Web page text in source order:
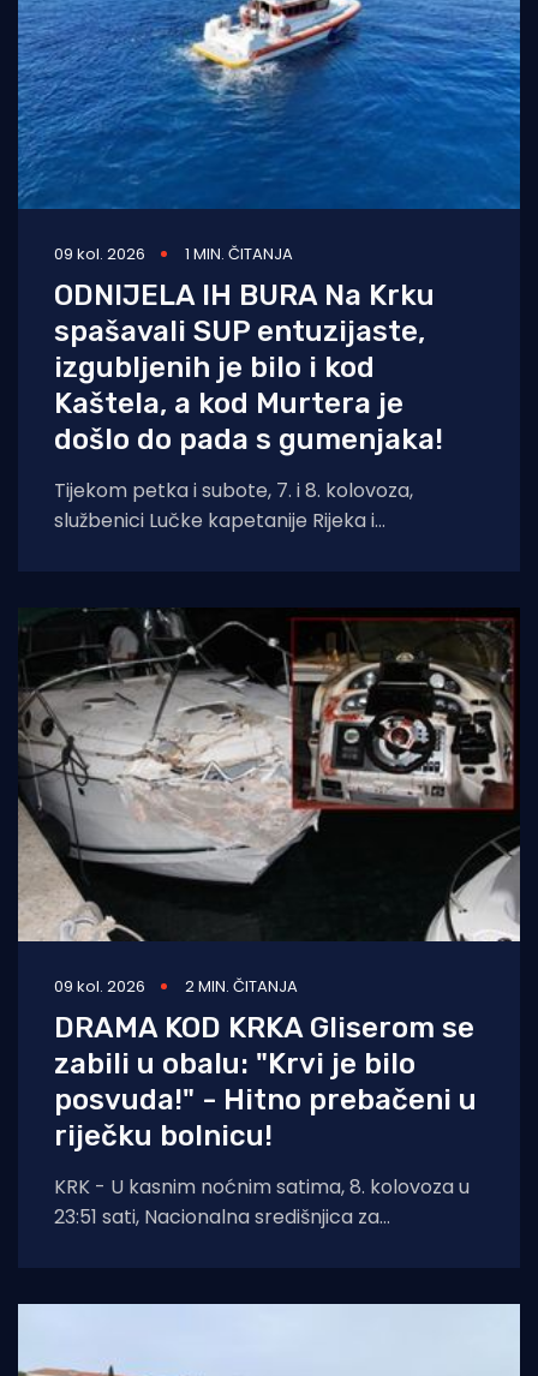
09 kol. 2026 1 MIN. ČITANJA
ODNIJELA IH BURA Na Krku
spašavali SUP entuzijaste,
izgubljenih je bilo i kod
Kaštela, a kod Murtera je
došlo do pada s gumenjaka!
Tijekom petka i subote, 7. i 8. kolovoza,
službenici Lučke kapetanije Rijeka i
09 kol. 2026 2 MIN. ČITANJA
DRAMA KOD KRKA Gliserom se
zabili u obalu: "Krvi je bilo
posvuda!" - Hitno prebačeni u
riječku bolnicu!
KRK - U kasnim noćnim satima, 8. kolovoza u
23:51 sati, Nacionalna središnjica za